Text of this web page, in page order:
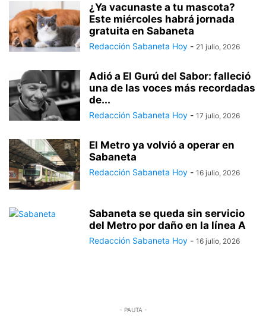
¿Ya vacunaste a tu mascota?
Este miércoles habrá jornada
gratuita en Sabaneta
Redacción Sabaneta Hoy - 21 julio, 2026
Adió a El Gurú del Sabor: falleció
una de las voces más recordadas
de...
Redacción Sabaneta Hoy - 17 julio, 2026
El Metro ya volvió a operar en
Sabaneta
Redacción Sabaneta Hoy - 16 julio, 2026
Sabaneta se queda sin servicio
del Metro por daño en la línea A
Redacción Sabaneta Hoy - 16 julio, 2026
- PAUTA -